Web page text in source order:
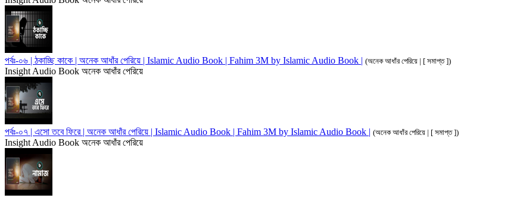
পর্বঃ-০৬ | ঠকাচ্ছি কাকে | অনেক আধাঁর পেরিয়ে | Islamic Audio Book | Fahim 3M by Islamic Audio Book | (অনেক আধাঁর পেরিয়ে | [ সমাপ্ত ])
Insight Audio Book অনেক আধাঁর পেরিয়ে
পর্বঃ-০৭ | এসো তবে ফিরে | অনেক আধাঁর পেরিয়ে | Islamic Audio Book | Fahim 3M by Islamic Audio Book | (অনেক আধাঁর পেরিয়ে | [ সমাপ্ত ])
Insight Audio Book অনেক আধাঁর পেরিয়ে